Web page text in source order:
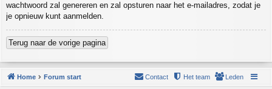
wachtwoord zal genereren en zal opsturen naar het e-mailadres, zodat je
je opnieuw kunt aanmelden.
Terug naar de vorige pagina
Home Forum start Leden
Het team
Contact